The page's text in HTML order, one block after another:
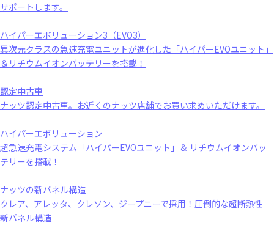
サポートします。
ハイパーエボリューション3（EVO3）
異次元クラスの急速充電ユニットが進化した「ハイパーEVOユニット」
＆リチウムイオンバッテリーを搭載！
認定中古車
ナッツ認定中古車。お近くのナッツ店舗でお買い求めいただけます。
ハイパーエボリューション
超急速充電システム「ハイパーEVOユニット」＆ リチウムイオンバッ
テリーを搭載！
ナッツの新パネル構造
クレア、アレッタ、クレソン、ジープニーで採用！圧倒的な超断熱性
新パネル構造